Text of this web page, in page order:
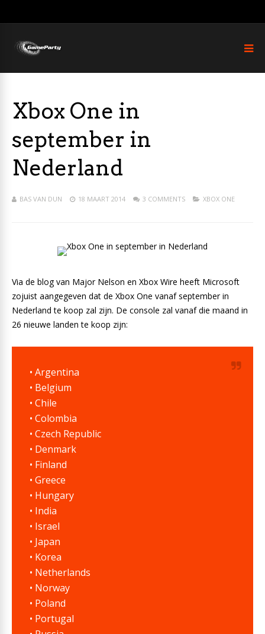
Xbox One in
september in
Nederland
BAS VAN DUN 18 MAART 2014 3 COMMENTS XBOX ONE
Via de blog van Major Nelson en Xbox Wire heeft Microsoft
zojuist aangegeven dat de Xbox One vanaf september in
Nederland te koop zal zijn. De console zal vanaf die maand in
26 nieuwe landen te koop zijn:
• Argentina
• Belgium
• Chile
• Colombia
• Czech Republic
• Denmark
• Finland
• Greece
• Hungary
• India
• Israel
• Japan
• Korea
• Netherlands
• Norway
• Poland
• Portugal